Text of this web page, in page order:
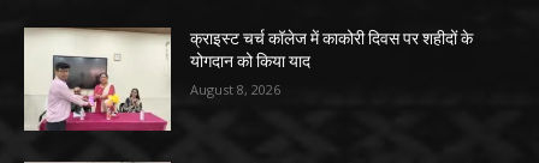
क्राइस्ट चर्च कॉलेज में काकोरी दिवस पर शहीदों के
योगदान को किया याद
August 8, 2026